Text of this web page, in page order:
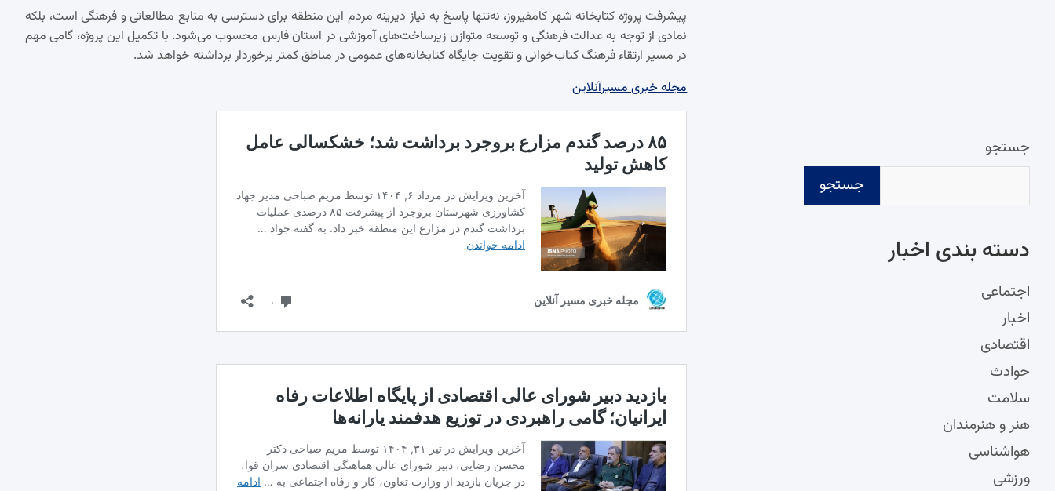
پیشرفت پروژه کتابخانه شهر کامفیروز، نه‌تنها پاسخ به نیاز دیرینه مردم این منطقه برای دسترسی به منابع مطالعاتی و فرهنگی است، بلکه
نمادی از توجه به عدالت فرهنگی و توسعه متوازن زیرساخت‌های آموزشی در استان فارس محسوب می‌شود. با تکمیل این پروژه، گامی مهم
در مسیر ارتقاء فرهنگ کتاب‌خوانی و تقویت جایگاه کتابخانه‌های عمومی در مناطق کمتر برخوردار برداشته خواهد شد.
مجله خبری مسیرآنلاین
جستجو
جستجو
دسته‌ بندی اخبار
اجتماعی
اخبار
اقتصادی
حوادث
سلامت
هنر و هنرمندان
هواشناسی
ورزشی